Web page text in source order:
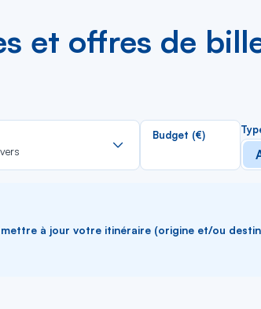
et offres de
Rechercher
la
Budget (€)
mettre à jour votre itinéraire (origine et/ou